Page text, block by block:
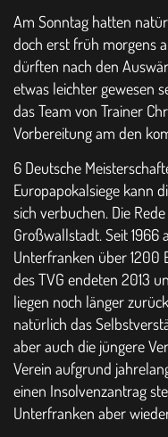
Am Sonntag hatten
doch erst früh morgens
dürften nach den
etwas leichter gewesen
das Team von Trainer
Vorbereitung am den
6 Deutsche
Europapokalsiege kann
sich verbuchen. Die
Großwallstadt. Seit 1966
Unterfranken über 1200
des TVG endeten 2013
liegen noch länger
natürlich das
aber auch die jüngere
Verein aufgrund
einen Insolvenzantrag
Unterfranken aber